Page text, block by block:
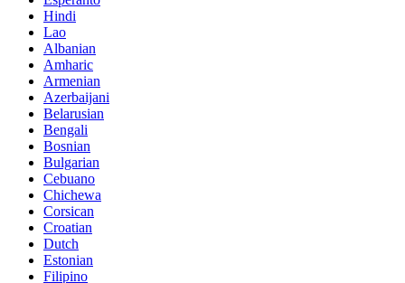
Hindi
Lao
Albanian
Amharic
Armenian
Azerbaijani
Belarusian
Bengali
Bosnian
Bulgarian
Cebuano
Chichewa
Corsican
Croatian
Dutch
Estonian
Filipino